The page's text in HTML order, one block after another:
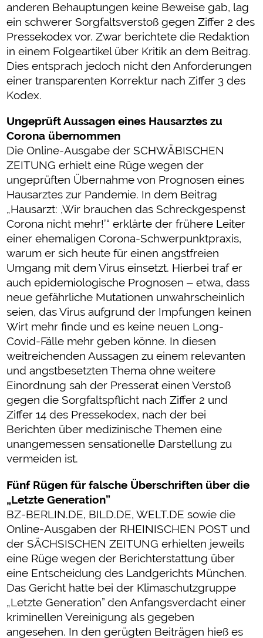
anderen Behauptungen keine Beweise gab, lag
ein schwerer Sorgfaltsverstoß gegen Ziffer 2 des
Pressekodex vor. Zwar berichtete die Redaktion
in einem Folgeartikel über Kritik an dem Beitrag.
Dies entsprach jedoch nicht den Anforderungen
einer transparenten Korrektur nach Ziffer 3 des
Kodex.
Ungeprüft Aussagen eines Hausarztes zu
Corona übernommen
Die Online-Ausgabe der SCHWÄBISCHEN
ZEITUNG erhielt eine Rüge wegen der
ungeprüften Übernahme von Prognosen eines
Hausarztes zur Pandemie. In dem Beitrag
„Hausarzt: ,Wir brauchen das Schreckgespenst
Corona nicht mehr!’“ erklärte der frühere Leiter
einer ehemaligen Corona-Schwerpunktpraxis,
warum er sich heute für einen angstfreien
Umgang mit dem Virus einsetzt. Hierbei traf er
auch epidemiologische Prognosen ‒ etwa, dass
neue gefährliche Mutationen unwahrscheinlich
seien, das Virus aufgrund der Impfungen keinen
Wirt mehr finde und es keine neuen Long-
Covid-Fälle mehr geben könne. In diesen
weitreichenden Aussagen zu einem relevanten
und angstbesetzten Thema ohne weitere
Einordnung sah der Presserat einen Verstoß
gegen die Sorgfaltspflicht nach Ziffer 2 und
Ziffer 14 des Pressekodex, nach der bei
Berichten über medizinische Themen eine
unangemessen sensationelle Darstellung zu
vermeiden ist.
Fünf Rügen für falsche Überschriften über die
„Letzte Generation”
BZ-BERLIN.DE, BILD.DE, WELT.DE sowie die
Online-Ausgaben der RHEINISCHEN POST und
der SÄCHSISCHEN ZEITUNG erhielten jeweils
eine Rüge wegen der Berichterstattung über
eine Entscheidung des Landgerichts München.
Das Gericht hatte bei der Klimaschutzgruppe
„Letzte Generation” den Anfangsverdacht einer
kriminellen Vereinigung als gegeben
angesehen. In den gerügten Beiträgen hieß es